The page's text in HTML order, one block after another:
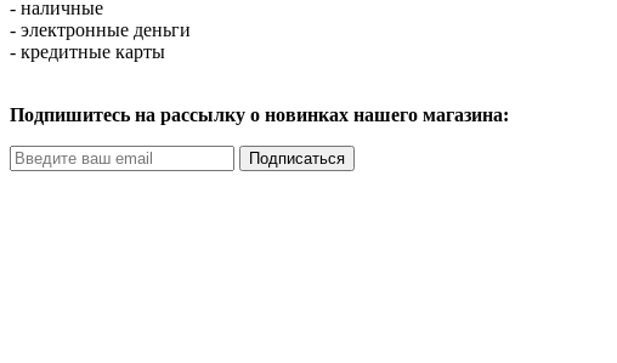
- наличные
- электронные деньги
- кредитные карты
Подпишитесь на рассылку о новинках нашего магазина:
Подписаться